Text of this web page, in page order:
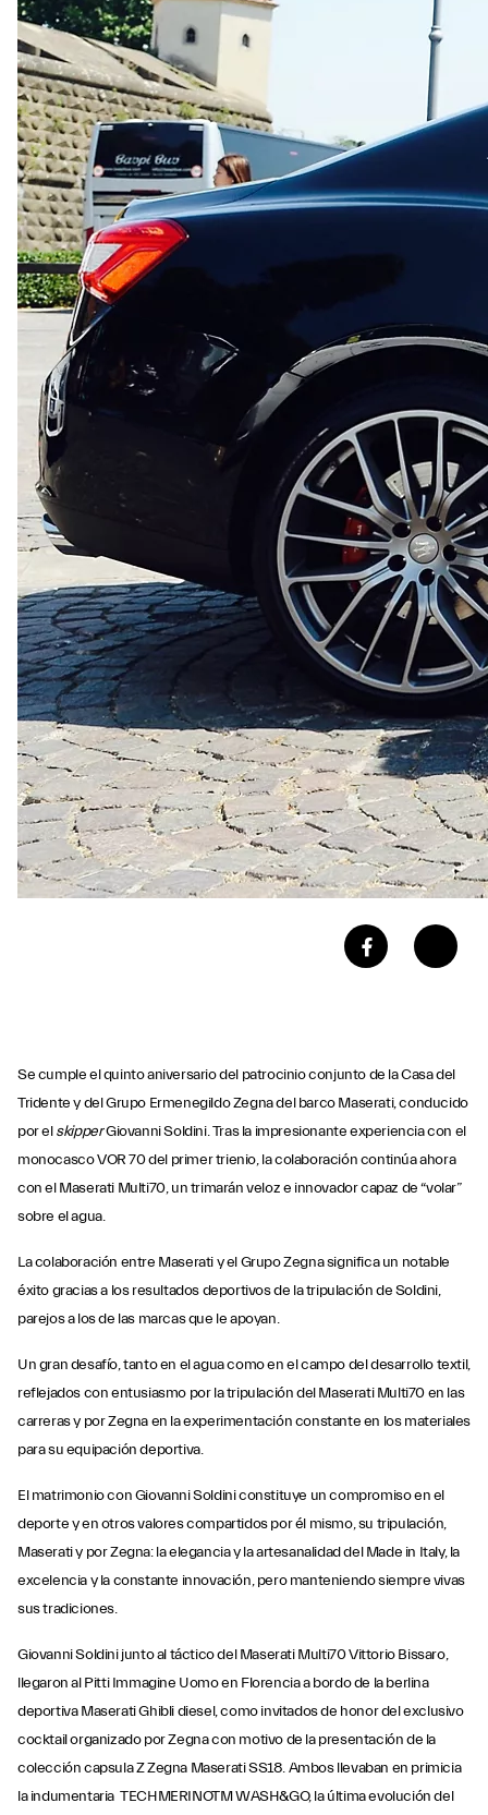
Se cumple el quinto aniversario del patrocinio conjunto de la Casa del
Tridente y del Grupo Ermenegildo Zegna del barco Maserati, conducido
por elskipperGiovanni Soldini. Tras la impresionante experiencia con el
monocasco VOR 70 del primer trienio, la colaboración continúa ahora
con el Maserati Multi70, un trimarán veloz e innovador capaz de “volar”
sobre el agua.
La colaboración entre Maserati y el Grupo Zegna significa un notable
éxito gracias a los resultados deportivos de la tripulación de Soldini,
parejos a los de las marcas que le apoyan.
Un gran desafío, tanto en el agua como en el campo del desarrollo textil,
reflejados con entusiasmo por la tripulación del Maserati Multi70 en las
carreras y por Zegna en la experimentación constante en los materiales
para su equipación deportiva.
El matrimonio con Giovanni Soldini constituye un compromiso en el
deporte y en otros valores compartidos por él mismo, su tripulación,
Maserati y por Zegna: la elegancia y la artesanalidad del Made in Italy, la
excelencia y la constante innovación, pero manteniendo siempre vivas
sus tradiciones.
Giovanni Soldini junto al táctico del Maserati Multi70 Vittorio Bissaro,
llegaron al Pitti Immagine Uomo en Florencia a bordo de la berlina
deportiva Maserati Ghibli diesel, como invitados de honor del exclusivo
cocktail organizado por Zegna con motivo de la presentación de la
colección capsula Z Zegna Maserati SS18. Ambos llevaban en primicia
la indumentaria TECHMERINOTM WASH&GO, la última evolución del